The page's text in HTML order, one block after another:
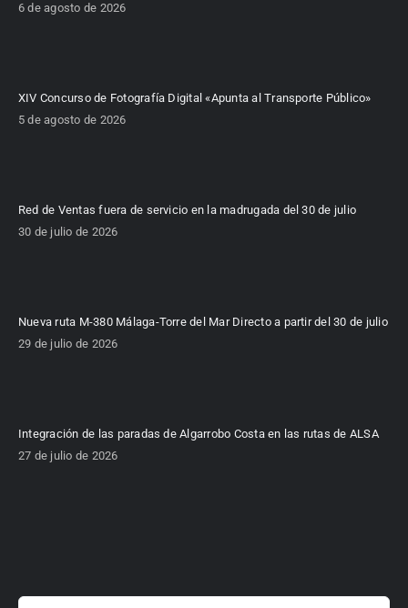
6 de agosto de 2026
XIV Concurso de Fotografía Digital «Apunta al Transporte Público»
5 de agosto de 2026
Red de Ventas fuera de servicio en la madrugada del 30 de julio
30 de julio de 2026
Nueva ruta M-380 Málaga-Torre del Mar Directo a partir del 30 de julio
29 de julio de 2026
Integración de las paradas de Algarrobo Costa en las rutas de ALSA
27 de julio de 2026